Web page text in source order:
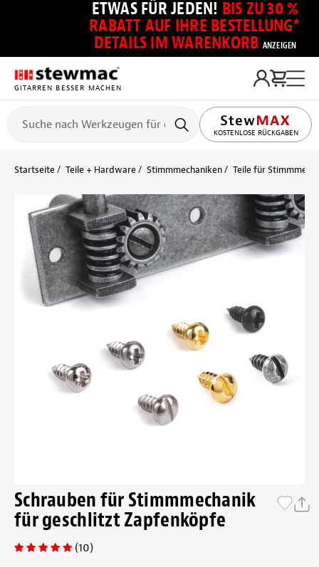
ETWAS FÜR JEDEN! BIS ZU 30 %
RABATT AUF IHRE BESTELLUNG*
DETAILS IM WARENKORB ANZEIGEN
GITARREN BESSER MACHEN
KOSTENLOSE RÜCKGABEN
Startseite Teile + Hardware Stimmmechaniken Teile für
Schrauben für Stimmmechanik
für geschlitzt Zapfenköpfe
(10)